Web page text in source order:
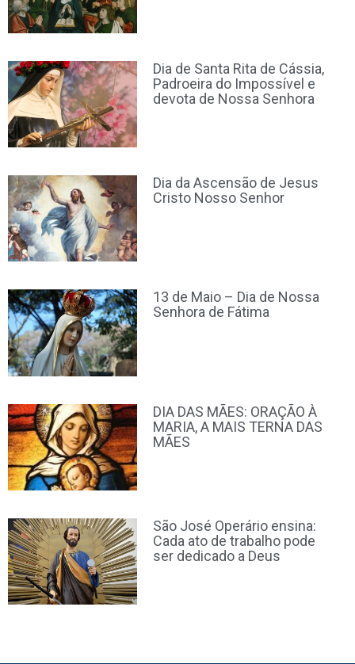
Dia de Santa Rita de Cássia,
Padroeira do Impossível e
devota de Nossa Senhora
Dia da Ascensão de Jesus
Cristo Nosso Senhor
13 de Maio – Dia de Nossa
Senhora de Fátima
DIA DAS MÃES: ORAÇÃO À
MARIA, A MAIS TERNA DAS
MÃES
São José Operário ensina:
Cada ato de trabalho pode
ser dedicado a Deus